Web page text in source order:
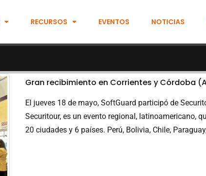
RECURSOS EVENTOS NOTICIAS
Gran recibimiento en Corrientes y Córdoba
El jueves 18 de mayo, SoftGuard participó de
Securitour, es un evento regional, latinoamericano,
20 ciudades y 6 países. Perú, Bolivia, Chile,